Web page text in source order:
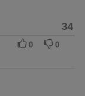
34
0 0